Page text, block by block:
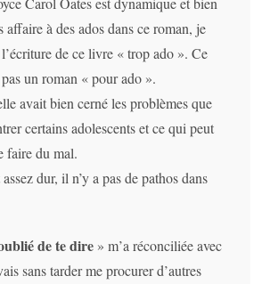
affaire à des ados dans ce roman, je
l’écriture de ce livre « trop ado ». Ce
pas un roman « pour ado ».
avait bien cerné les problèmes que
certains adolescents et ce qui peut
faire du mal.
dur, il n’y a pas de pathos dans
de te dire » m’a réconciliée avec
sans tarder me procurer d’autres